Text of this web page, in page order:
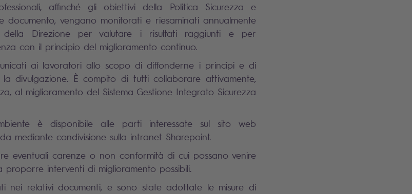
affinché gli obiettivi della Politica Sicurezza e
documento, vengano monitorati e riesaminati annualmente
della Direzione per valutare i risultati raggiunti e per
con il principio del miglioramento continuo.
ai lavoratori allo scopo di diffonderne i principi e di
divulgazione. È compito di tutti collaborare attivamente,
al miglioramento del Sistema Gestione Integrato Sicurezza
è disponibile alle parti interessate sul sito web
mediante condivisione sulla intranet Sharepoint.
eventuali carenze o non conformità di cui possano venire
interventi di miglioramento possibili.
nei relativi documenti, e sono state adottate le misure di